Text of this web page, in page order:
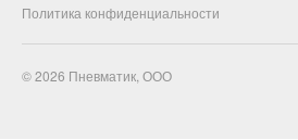
Политика конфиденциальности
© 2026 Пневматик, ООО